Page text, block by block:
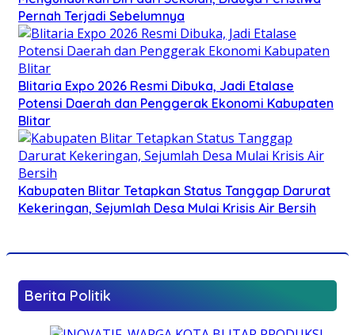
Pernah Terjadi Sebelumnya
Blitaria Expo 2026 Resmi Dibuka, Jadi Etalase
Potensi Daerah dan Penggerak Ekonomi Kabupaten
Blitar
Kabupaten Blitar Tetapkan Status Tanggap Darurat
Kekeringan, Sejumlah Desa Mulai Krisis Air Bersih
Berita Politik